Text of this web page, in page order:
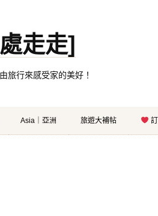
走走]
旅行來感受家的美好！
Asia｜亞洲 旅遊大補帖